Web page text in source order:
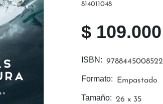
Tamaño: 26 x 35
Formato: Empastado
ISBN: 9788445008522
$109.000
814011048